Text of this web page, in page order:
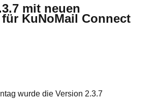
mit neuen
KuNoMail Connect
wurde die Version 2.3.7